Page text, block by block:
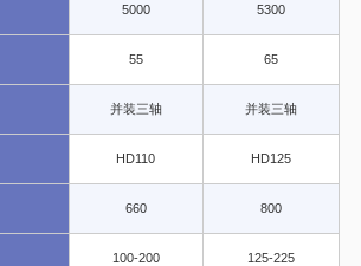
5000 5300
55 65
并装三轴 并装三轴
HD110 HD125
660 800
100-200 125-225